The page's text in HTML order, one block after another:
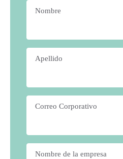
Nombre
Apellido
Correo Corporativo
Nombre de la empresa